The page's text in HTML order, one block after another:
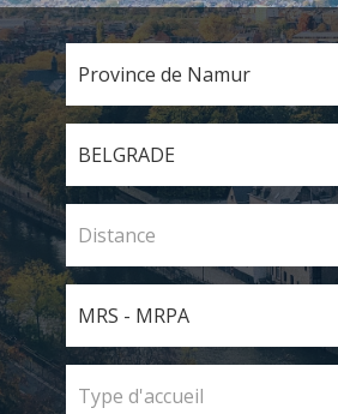
Province de Namur
BELGRADE
Distance
MRS - MRPA
Type d'accueil